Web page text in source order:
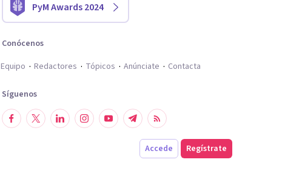
PyM Awards 2024
Conócenos
Equipo
Redactores Tópicos Anúnciate Contacta
Síguenos
Accede Regístrate